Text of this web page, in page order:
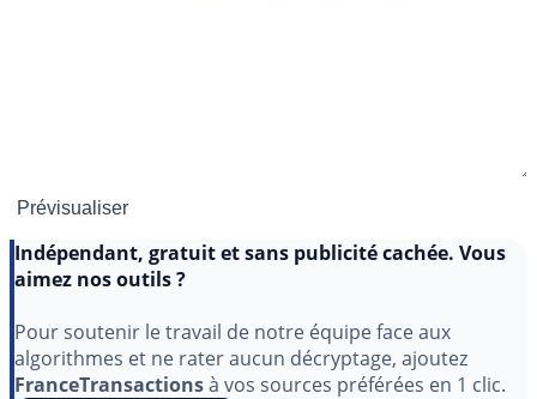
Indépendant, gratuit et sans publicité cachée. Vous
aimez nos outils ?
Pour soutenir le travail de notre équipe face aux
algorithmes et ne rater aucun décryptage, ajoutez
FranceTransactionsà vos sources préférées en 1 clic.